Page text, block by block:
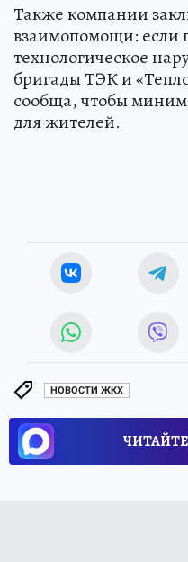
Также компании
взаимопомощи: если
технологическое
бригады ТЭК и
сообща, чтобы
для жителей.
НОВОСТИ ЖКХ